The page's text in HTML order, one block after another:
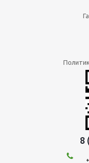
8